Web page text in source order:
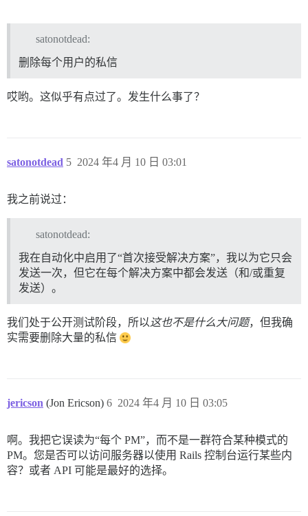
satonotdead:
删除每个用户的私信
哎哟。这似乎有点过了。发生什么事了？
satonotdead 2024 年4 月 10 日 03:01
5
我之前说过：
satonotdead:
我在自动化中启用了“首次接受解决方案”，我以为它只会
发送一次，但它在每个解决方案中都会发送（和/或重复
发送）。
我们处于公开测试阶段，所以 这也不是什么大问题，但我确
实需要删除大量的私信
jericson (Jon Ericson) 2024 年4 月 10 日 03:05
6
啊。我把它误读为“每个 PM”，而不是一群符合某种模式的
PM。您是否可以访问服务器以使用 Rails 控制台运行某些内
容？或者 API 可能是最好的选择。